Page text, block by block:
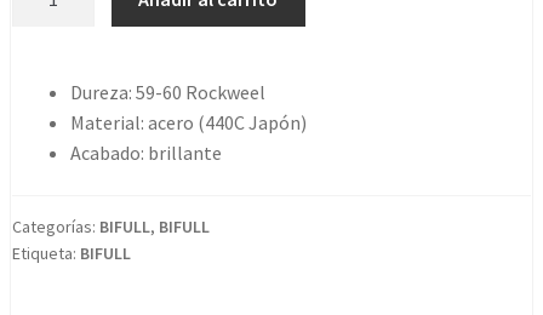
Matsuka
cantidad
Dureza: 59-60 Rockweel
Material: acero (440C Japón)
Acabado: brillante
Categorías: BIFULL, BIFULL
Etiqueta: BIFULL